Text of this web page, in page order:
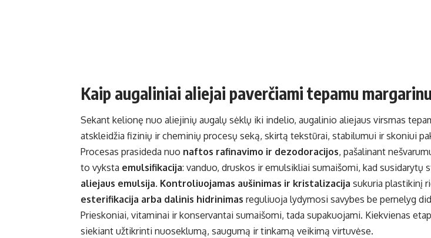
Kaip augaliniai aliejai paverčiami tepamu margarinu
Sekant kelionę nuo aliejinių augalų sėklų iki indelio, augalinio aliejaus virsmas
atskleidžia fizinių ir cheminių procesų seką, skirtą tekstūrai, stabilumui ir skoniui
Procesas prasideda nuo naftos rafinavimo ir dezodoracijos, pašalinant
to vyksta emulsifikacija: vanduo, druskos ir emulsikliai sumaišomi, kad susidarytų
aliejaus emulsija. Kontroliuojamas aušinimas ir kristalizacija sukuria plastikinį
esterifikacija arba dalinis hidrinimas reguliuoja lydymosi savybes be pernelyg
Prieskoniai, vitaminai ir konservantai sumaišomi, tada supakuojami. Kiekvienas
siekiant užtikrinti nuoseklumą, saugumą ir tinkamą veikimą virtuvėse.